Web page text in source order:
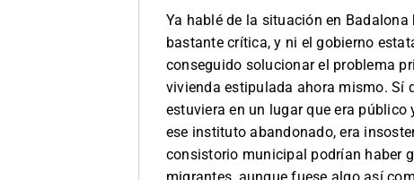
Ya hablé de la situación en
bastante crítica, y ni el gobierno
conseguido solucionar el problema
vivienda estipulada ahora mismo. Sí
estuviera en un lugar que era
ese instituto abandonado, era
consistorio municipal podrían haber